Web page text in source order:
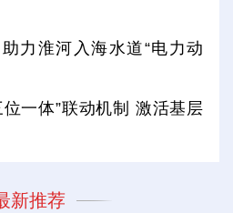
力淮河入海水道“电力动
一体”联动机制 激活基层
新推荐